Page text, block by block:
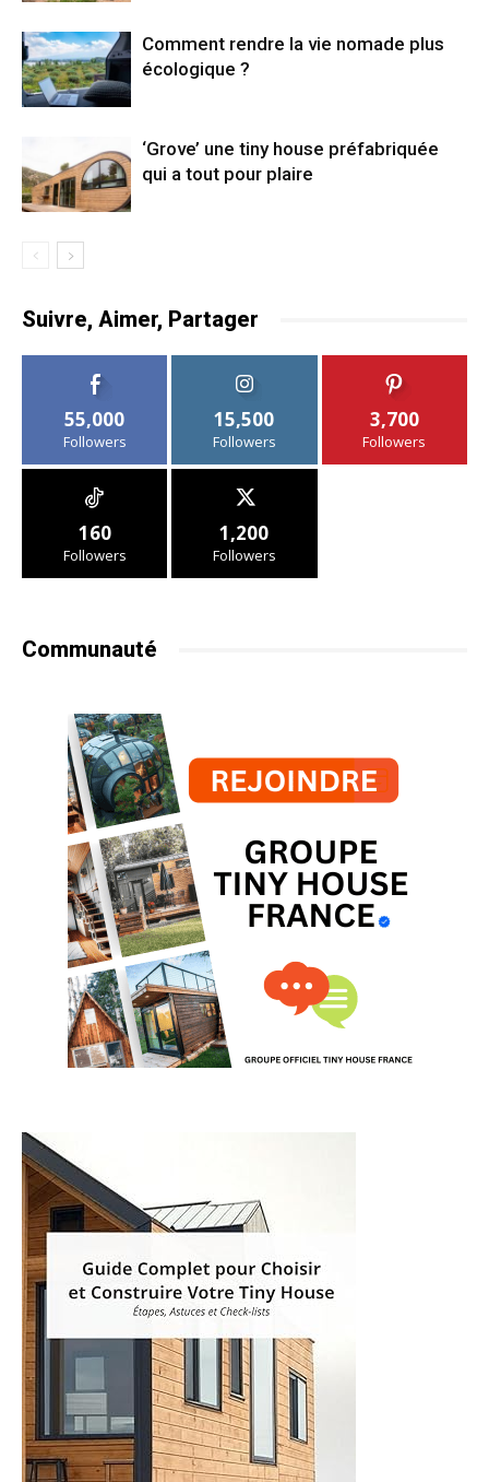
Comment rendre la vie nomade plus
écologique ?
‘Grove’ une tiny house préfabriquée
qui a tout pour plaire
Suivre, Aimer, Partager
55,000
Followers
15,500
Followers
3,700
Followers
160
Followers
1,200
Followers
Communauté